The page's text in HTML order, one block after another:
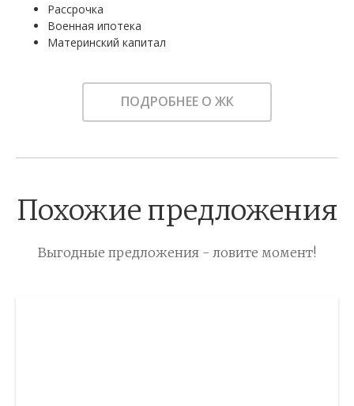
Рассрочка
Военная ипотека
Материнский капитал
ПОДРОБНЕЕ О ЖК
Похожие предложения
Выгодные предложения - ловите момент!